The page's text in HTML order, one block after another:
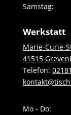
Samstag:
Werkstatt
Marie-Curie-
41515
Telefon:
Mo - Do: